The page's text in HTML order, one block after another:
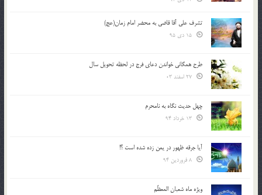
تشرف علي آقا قاضي به محضر امام زمان(عج)
طرح همگانی خواندن دعای فرج در لحظه تحویل سال
چهل حدیث نگاه به نامحرم
آیا جرقه ظهور در یمن زده شده است ؟!
ویژه ماه شعبان المعظّم